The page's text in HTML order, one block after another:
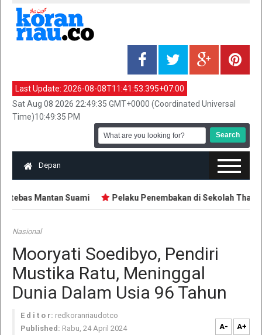
Last Update: 2026-08-08T11:41:53.395+07:00
Sat Aug 08 2026 22:49:35 GMT+0000 (Coordinated Universal
Time)10:49:35 PM
Depan
Mantan Suami Pelaku Penembakan di Sekolah
Nasional
Mooryati Soedibyo, Pendiri
Mustika Ratu, Meninggal
Dunia Dalam Usia 96 Tahun
E d i t o r: redkoranriaudotco
Published: Rabu, 24 April 2024 A- A+